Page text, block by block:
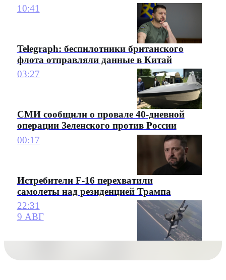
10:41
Telegraph: беспилотники британского
флота отправляли данные в Китай
03:27
СМИ сообщили о провале 40-дневной
операции Зеленского против России
00:17
Истребители F-16 перехватили
самолеты над резиденцией Трампа
22:31
9 АВГ